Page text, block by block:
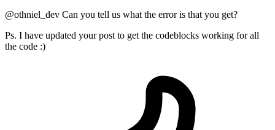
@othniel_dev Can you tell us what the error is that you get?
Ps. I have updated your post to get the codeblocks working for all
the code :)